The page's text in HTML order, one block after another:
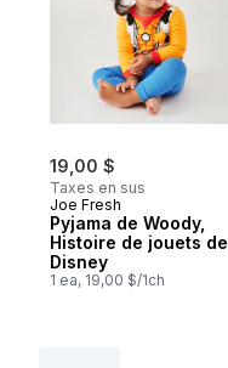
19,00 $
Taxes en sus
Joe Fresh
Pyjama de Woody,
Histoire de jouets de
Disney
1 ea, 19,00 $/1ch